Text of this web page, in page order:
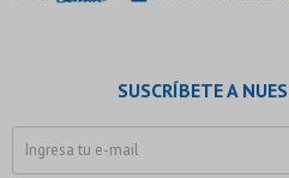
SUSCRÍBETE A